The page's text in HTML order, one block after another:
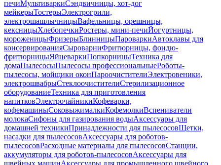
печиМультиваркиСэндвичницы, хот-дог
мейкерыТостерыЭлектрогрили,
электрошашлычницыВафельницы, орешницы,
кексницыХлебопечкиРостеры, мини-печиЙогуртницы,
мороженицыФризерыБлинницыПароваркиАвтоклавы для
консервированияСыроварниФритюрницы, фондю-
фритюрницыЯйцеваркиПопкорницыТехника для
домаПылесосыПылесосы профессиональныеРоботы-
пылесосы, мойщики оконПароочистителиЭлектровеники,
электрошвабрыСтеклоочистителиСтерилизационное
оборудованиеТехника для приготовления
напитковЭлектрочайникиКофеварки,
кофемашиныСоковыжималкиКофемолкиВспениватели
молокаСифоны для газирования водыАксессуары для
домашней техникиПринадлежности для пылесосовЩетки,
насадки для пылесосовАксессуары для роботов-
пылесосовРасходные материалы для пылесосовСтанции,
аккумуляторы для роботов-пылесосовАксессуары для
швейных машинАксессуары для промышленного швейного